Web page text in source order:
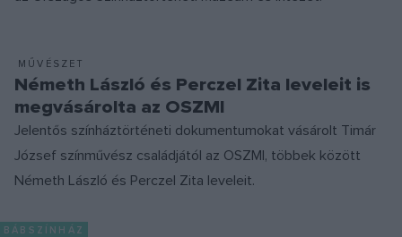
MŰVÉSZET
Németh László és Perczel Zita leveleit is
megvásárolta az OSZMI
Jelentős színháztörténeti dokumentumokat vásárolt Timár
József színművész családjától az OSZMI, többek között
Németh László és Perczel Zita leveleit.
BÁBSZÍNHÁZ